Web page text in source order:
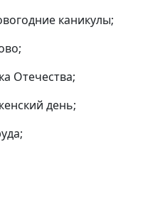
каникулы;
Отечества;
день;